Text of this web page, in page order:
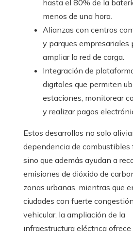
hasta el 80% de la
menos de una hora.
Alianzas con centros
y parques empresariales
ampliar la red de carga.
Integración de
digitales que permiten
estaciones, monitorear
y realizar pagos
Estos desarrollos no solo
dependencia de combustibles
sino que además ayudan a
emisiones de dióxido de
zonas urbanas, mientras que
ciudades con fuerte congestión
vehicular, la ampliación de la
infraestructura eléctrica ofrece